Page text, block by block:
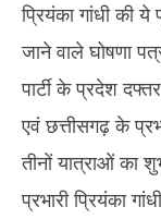
प्रियंका गांधी की
जाने वाले घोषणा
पार्टी के प्रदेश
एवं छत्तीसगढ़ के
तीनों यात्राओं का
प्रभारी प्रियंका